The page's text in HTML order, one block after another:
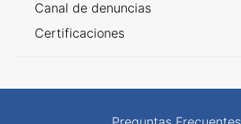
Canal de denuncias
Certificaciones